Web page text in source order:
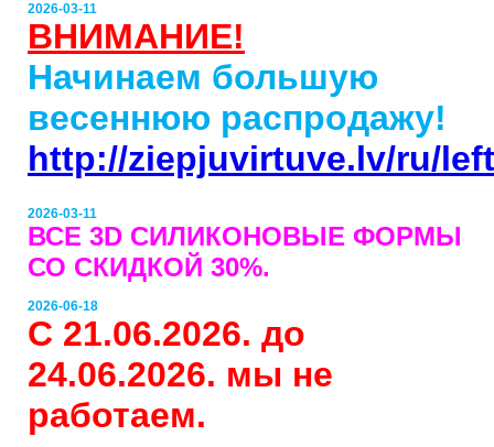
2026-03-11
ВНИМАНИЕ!
Начинаем большую
весеннюю распродажу!
http://ziepjuvirtuve.lv/ru/
2026-03-11
ВСЕ 3D СИЛИКОНОВЫЕ ФОРМЫ
СО СКИДКОЙ 30%.
2026-06-18
С 21.06.2026. до
24.06.2026. мы не
работаем.